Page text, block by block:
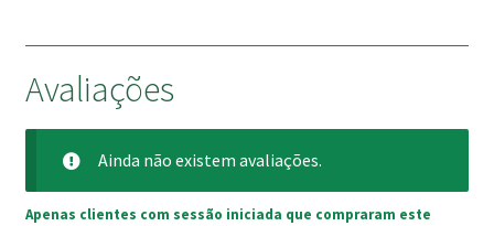
Avaliações
Ainda não existem avaliações.
Apenas clientes com sessão iniciada que compraram este